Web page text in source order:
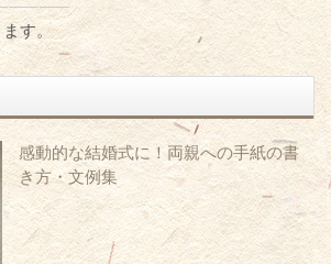
す。
感動的な結婚式に！両親への手紙の書
き方・文例集